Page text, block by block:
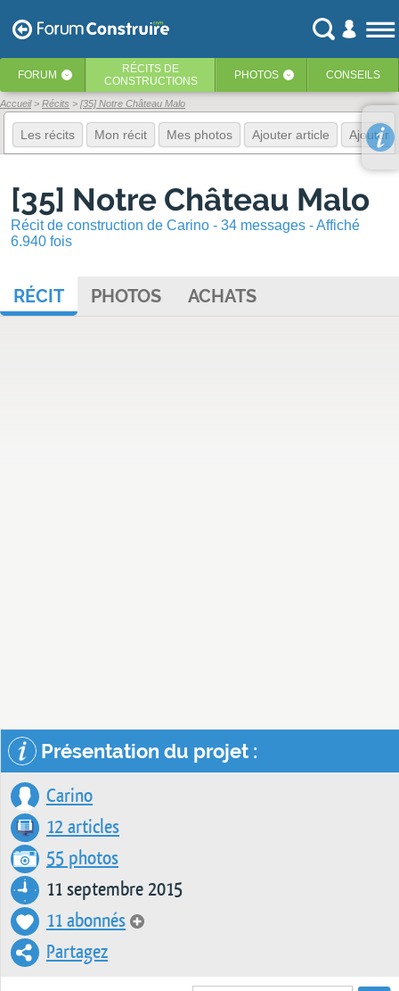
FORUM ‹ RÉCITS DE
CONSTRUCTIONS
PHOTOS ‹ CONSEILS
Accueil Récits [35] Notre Château Malo
Les récits Mon récit Mes photos Ajouter article Ajouter
[35] Notre Château Malo
Récit de construction de Carino - 34 messages - Affiché
6.940 fois
RÉCIT PHOTOS ACHATS
Présentation du projet :
Carino
12 articles
55 photos
11 septembre 2015
11 abonnés
Partagez